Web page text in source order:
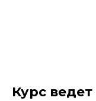
Курс ведет